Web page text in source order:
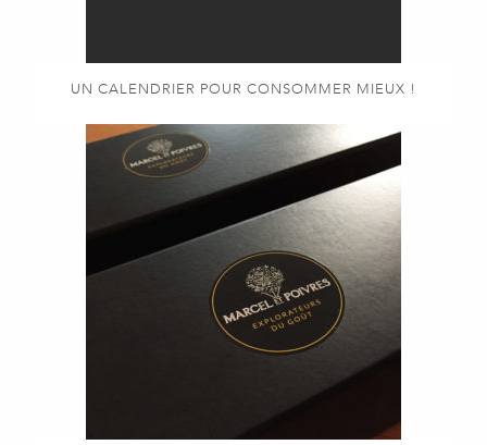
UN CALENDRIER POUR CONSOMMER MIEUX !